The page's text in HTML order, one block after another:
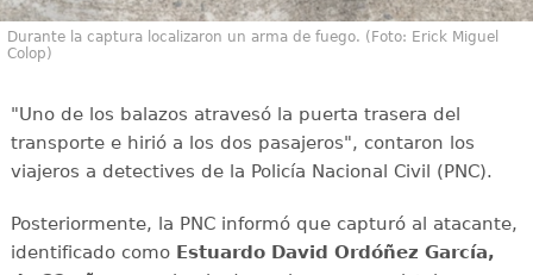
Durante la captura localizaron un arma de fuego. (Foto: Erick Miguel
Colop)
"Uno de los balazos atravesó la puerta trasera del
transporte e hirió a los dos pasajeros", contaron los
viajeros a detectives de la Policía Nacional Civil (PNC).
Posteriormente, la PNC informó que capturó al atacante,
identificado como Estuardo David Ordóñez García,